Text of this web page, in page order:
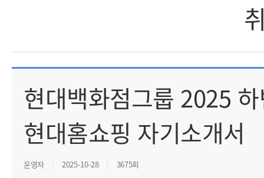
현대백화점그룹 2025
현대홈쇼핑 자기소개서
운영자 2025-10-28 3675회